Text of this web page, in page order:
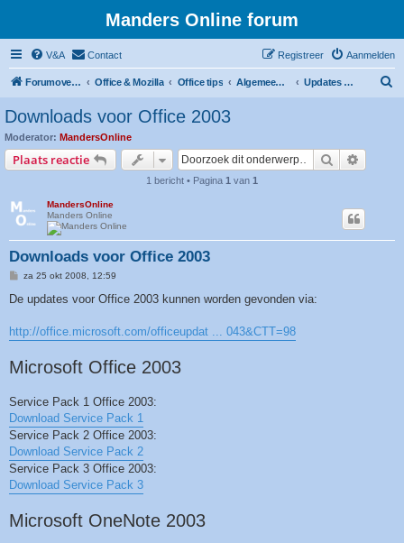
Manders Online forum
V&A Contact Aanmelden
Registreer
Forumoverzicht Office & Mozilla Office tips Algemeen Office Tips Updates & downloads
Downloads voor Office 2003
Moderator: MandersOnline
Plaats reactie Zoek
1 bericht • Pagina 1 van 1
MandersOnline
Manders Online
Downloads voor Office 2003
B
r
h
t
za 25 okt 2008, 12:59
De updates voor Office 2003 kunnen worden gevonden via:
http://office.microsoft.com/officeupdat ... 043&CTT=98
Microsoft Office 2003
Service Pack 1 Office 2003:
Download Service Pack 1
Service Pack 2 Office 2003:
Download Service Pack 2
Service Pack 3 Office 2003:
Download Service Pack 3
Microsoft OneNote 2003